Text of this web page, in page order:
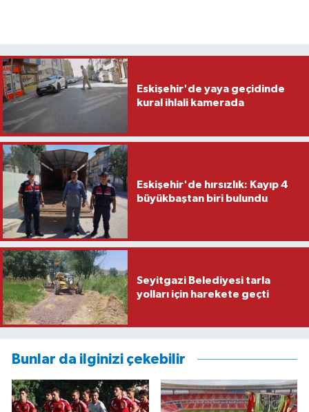
Eskişehir'de yaya geçidinde
kural ihlali kamerada
Eskişehir'de hırsızlık: Kayıp 4
büyükbaştan biri bulundu
Seyitgazi Belediyesi tarla
yolları için harekete geçti
Bunlar da ilginizi çekebilir